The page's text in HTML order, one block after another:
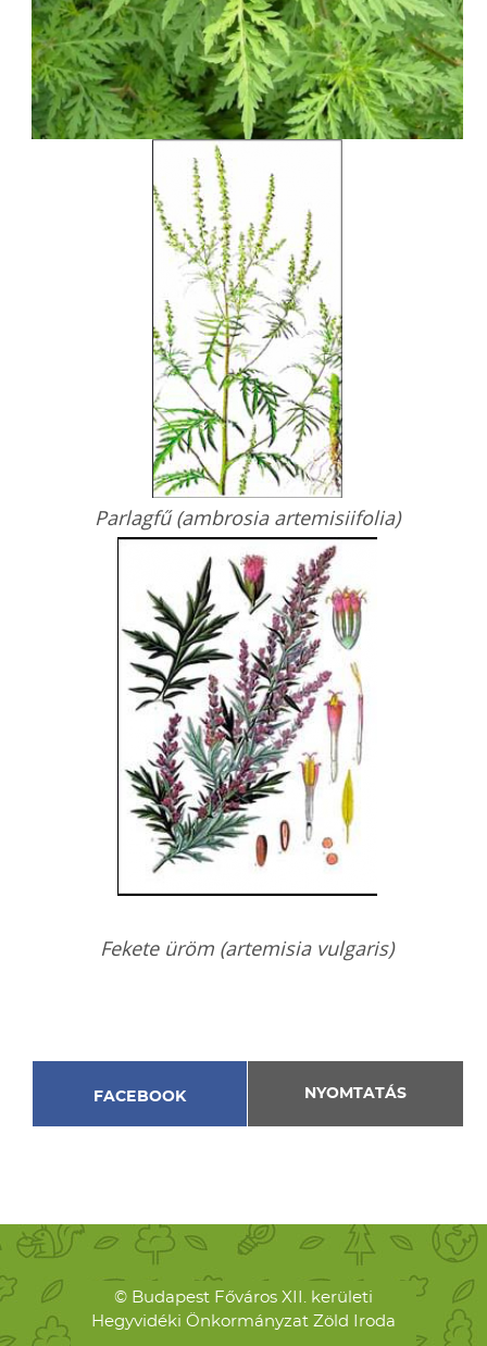
Parlagfű (ambrosia artemisiifolia)
Fekete üröm (artemisia vulgaris)
FACEBOOK NYOMTATÁS
© Budapest Főváros XII. kerületi
Hegyvidéki Önkormányzat Zöld Iroda